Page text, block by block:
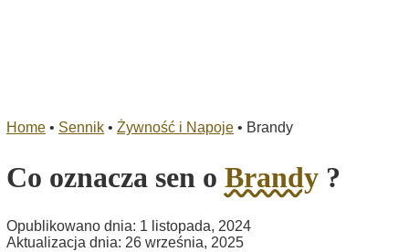
Home • Sennik • Żywność i Napoje • Brandy
Co oznacza sen o Brandy ?
Opublikowano dnia: 1 listopada, 2024
Aktualizacja dnia: 26 września, 2025